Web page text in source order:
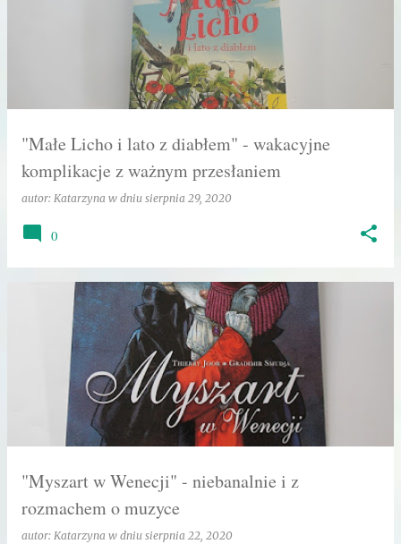
"Małe Licho i lato z diabłem" - wakacyjne
komplikacje z ważnym przesłaniem
autor: Katarzyna w dniu sierpnia 29, 2020
0
"Myszart w Wenecji" - niebanalnie i z
rozmachem o muzyce
autor: Katarzyna w dniu sierpnia 22, 2020